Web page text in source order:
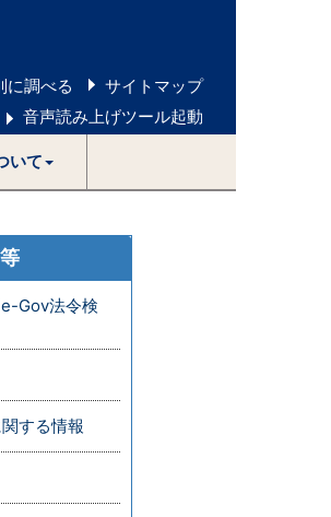
に調べる
サイトマップ
音声読み上げツール起動
いて
Gov法令検
する情報